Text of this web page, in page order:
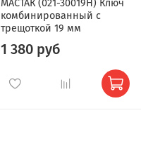
МАСТАК (021-30019H) Ключ
комбинированный с
трещоткой 19 мм
1 380 руб